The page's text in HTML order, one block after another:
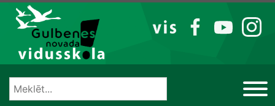
Izlaist
VIS
FB YT IG